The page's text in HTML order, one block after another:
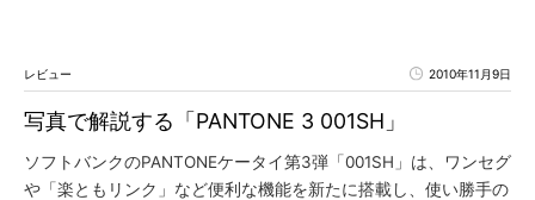
レビュー 2010年11月9日
写真で解説する「PANTONE 3 001SH」
ソフトバンクのPANTONEケータイ第3弾「001SH」は、ワンセグ
や「楽ともリンク」など便利な機能を新たに搭載し、使い勝手の